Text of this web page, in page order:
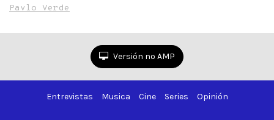
Pavlo Verde
Versión no AMP
Entrevistas Musica Cine Series Opinión